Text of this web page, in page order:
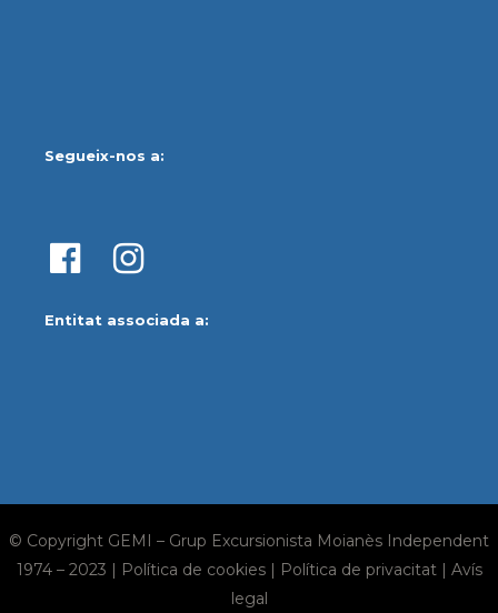
Segueix-nos a:
Entitat associada a:
© Copyright GEMI – Grup Excursionista Moianès Independent
1974 – 2023 |
Política de cookies| Política de privacitat| Avís
legal